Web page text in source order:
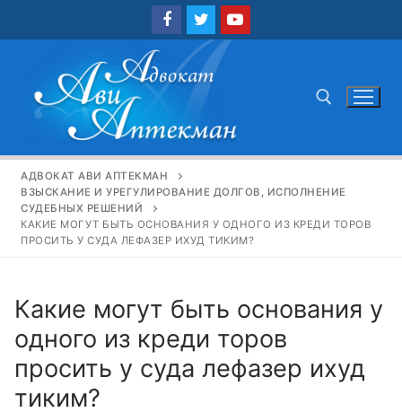
Найти:
АДВОКАТ АВИ АПТЕКМАН
ВЗЫСКАНИЕ И УРЕГУЛИРОВАНИЕ ДОЛГОВ, ИСПОЛНЕНИЕ
СУДЕБНЫХ РЕШЕНИЙ
КАКИЕ МОГУТ БЫТЬ ОСНОВАНИЯ У ОДНОГО ИЗ КРЕДИ ТОРОВ
ПРОСИТЬ У СУДА ЛЕФАЗЕР ИХУД ТИКИМ?
Какие могут быть основания у
одного из креди торов
просить у суда лефазер ихуд
тиким?